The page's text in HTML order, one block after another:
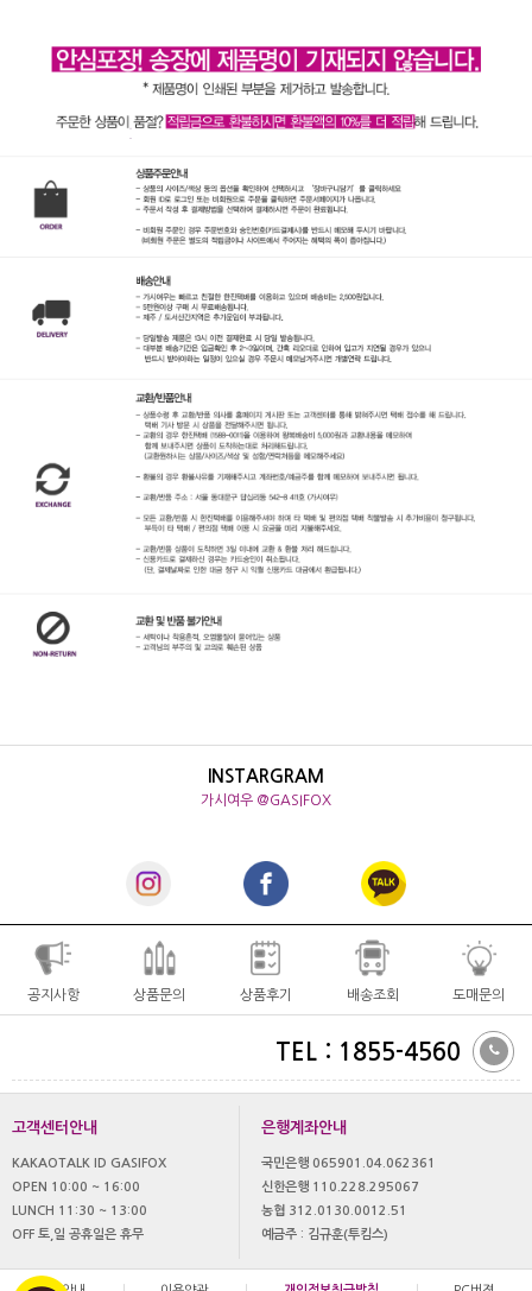
INSTARGRAM
가시여우 @GASIFOX
공지사항 상품문의 상품후기 배송조회 도매문의
TEL : 1855-4560
고객센터안내
KAKAOTALK ID GASIFOX
OPEN 10:00 ~ 16:00
LUNCH 11:30 ~ 13:00
OFF 토,일 공휴일은 휴무
은행계좌안내
국민은행 065901.04.062361
신한은행 110.228.295067
농협 312.0130.0012.51
예금주 : 김규훈(투킴스)